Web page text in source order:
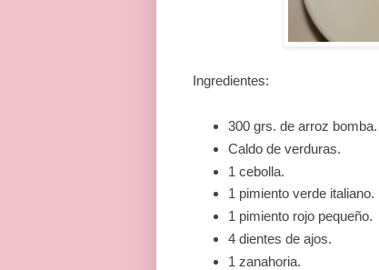
Ingredientes:
300 grs. de arroz bomba.
Caldo de verduras.
1 cebolla.
1 pimiento verde italiano.
1 pimiento rojo pequeño.
4 dientes de ajos.
1 zanahoria.